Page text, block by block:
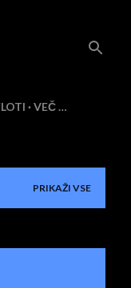
VEČ …
PRIKAŽI VSE